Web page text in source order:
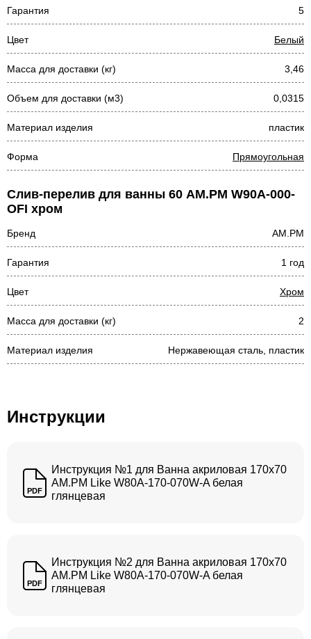
Гарантия 5
Цвет Белый
Масса для доставки (кг) 3,46
Объем для доставки (м3) 0,0315
Материал изделия пластик
Форма Прямоугольная
Слив-перелив для ванны 60 AM.PM W90A-000-
OFI хром
Бренд AM.PM
Гарантия 1 год
Цвет Хром
Масса для доставки (кг) 2
Материал изделия Нержавеющая сталь, пластик
Инструкции
PDF
Инструкция №1 для Ванна акриловая 170x70
AM.PM Like W80A-170-070W-A белая
глянцевая
PDF
Инструкция №2 для Ванна акриловая 170x70
AM.PM Like W80A-170-070W-A белая
глянцевая